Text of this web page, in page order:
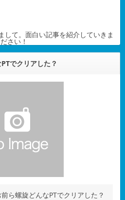
して。面白い記事を紹介していきま
さい！
でクリアした？
前ら螺旋どんなPTでクリアした？